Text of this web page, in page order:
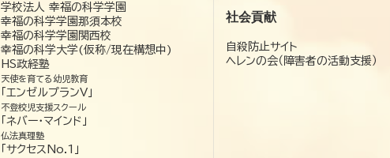
学校法人 幸福の科学学園
幸福の科学学園那須本校
幸福の科学学園関西校
幸福の科学大学(仮称/現在構想中)
HS政経塾
天使を育てる幼児教育
「エンゼルプランV」
不登校児支援スクール
「ネバー・マインド」
仏法真理塾
「サクセスNo.1」
社会貢献
自殺防止サイト
ヘレンの会（障害者の活動支援）